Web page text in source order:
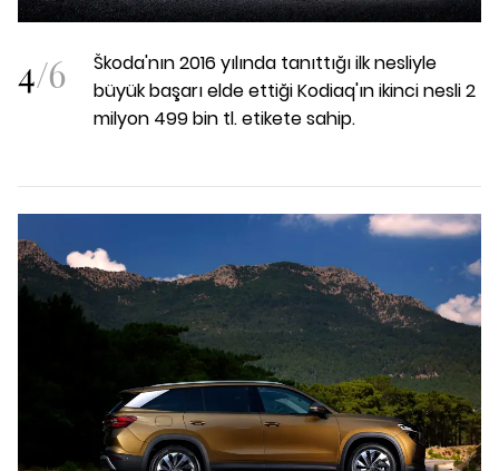
4/6
Škoda'nın 2016 yılında tanıttığı ilk nesliyle
büyük başarı elde ettiği Kodiaq'ın ikinci nesli 2
milyon 499 bin tl. etikete sahip.